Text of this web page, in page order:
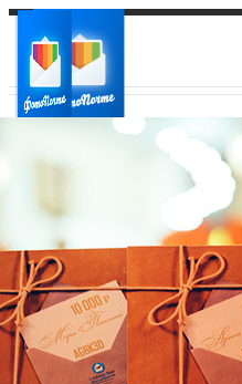
Ваш регион доставки
Выберите из списка: